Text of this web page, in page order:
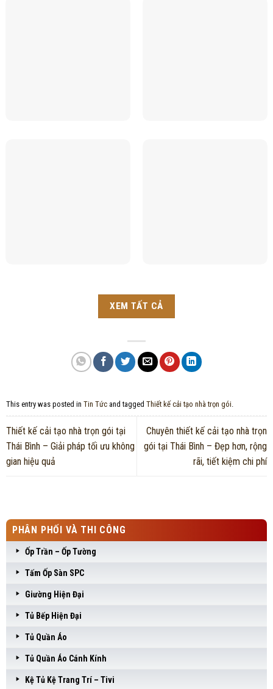
XEM TẤT CẢ
This entry was posted in Tin Tứcand tagged Thiết kế cải tạo nhà trọn gói.
Thiết kế cải tạo nhà trọn gói tại
Thái Bình – Giải pháp tối ưu không
gian hiệu quả
Chuyên thiết kế cải tạo nhà trọn
gói tại Thái Bình – Đẹp hơn, rộng
rãi, tiết kiệm chi phí
PHÂN PHỐI VÀ THI CÔNG
Ốp Trần – Ốp Tường
Tấm Ốp Sàn SPC
Giường Hiện Đại
Tủ Bếp Hiện Đại
Tủ Quần Áo
Tủ Quần Áo Cánh Kính
Kệ Tủ Kệ Trang Trí – Tivi